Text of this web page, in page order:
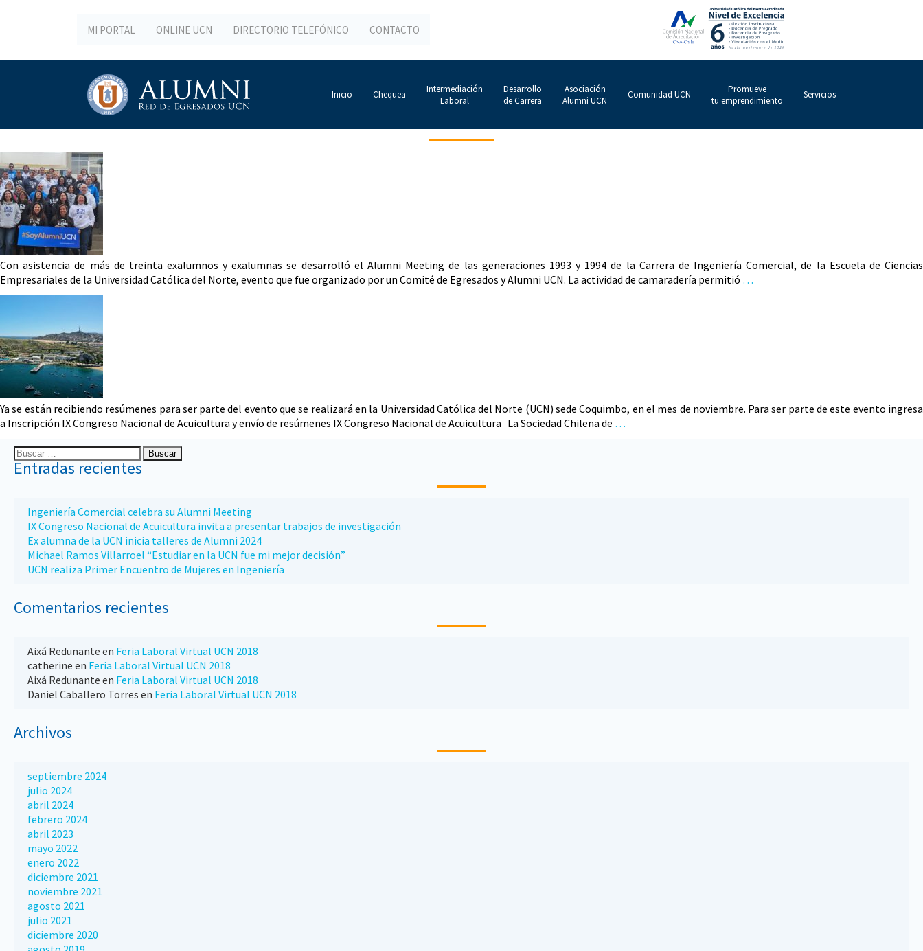
MI PORTAL ONLINE UCN DIRECTORIO TELEFÓNICO CONTACTO
Inicio Chequea
Intermediación
Laboral
Desarrollo
de Carrera
Asociación
Alumni UCN
Comunidad UCN
Promueve
tu emprendimiento
Servicios
Con asistencia de más de treinta exalumnos y exalumnas se desarrolló el Alumni Meeting de las generaciones 1993 y 1994 de la Carrera de Ingeniería Comercial, de la Escuela de Ciencias
Empresariales de la Universidad Católica del Norte, evento que fue organizado por un Comité de Egresados y Alumni UCN. La actividad de camaradería permitió …
Ya se están recibiendo resúmenes para ser parte del evento que se realizará en la Universidad Católica del Norte (UCN) sede Coquimbo, en el mes de noviembre. Para ser parte de este evento ingresa
a Inscripción IX Congreso Nacional de Acuicultura y envío de resúmenes IX Congreso Nacional de Acuicultura La Sociedad Chilena de …
Entradas recientes
Ingeniería Comercial celebra su Alumni Meeting
IX Congreso Nacional de Acuicultura invita a presentar trabajos de investigación
Ex alumna de la UCN inicia talleres de Alumni 2024
Michael Ramos Villarroel “Estudiar en la UCN fue mi mejor decisión”
UCN realiza Primer Encuentro de Mujeres en Ingeniería
Comentarios recientes
Aixá Redunante en Feria Laboral Virtual UCN 2018
catherine en Feria Laboral Virtual UCN 2018
Aixá Redunante en Feria Laboral Virtual UCN 2018
Daniel Caballero Torres en Feria Laboral Virtual UCN 2018
Archivos
septiembre 2024
julio 2024
abril 2024
febrero 2024
abril 2023
mayo 2022
enero 2022
diciembre 2021
noviembre 2021
agosto 2021
julio 2021
diciembre 2020